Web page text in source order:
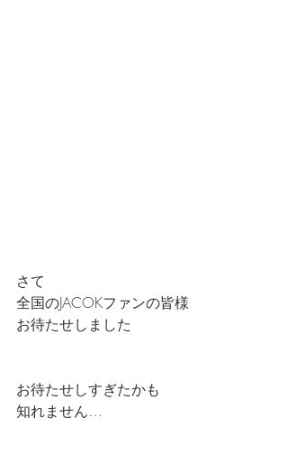
さて
全国のJACOKファンの皆様
お待たせしました
お待たせしすぎたかも
知れません…